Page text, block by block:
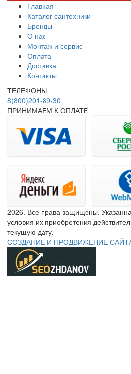
Главная
Каталог сантехники
Бренды
О нас
Монтаж и сервис
Оплата
Доставка
Контакты
ТЕЛЕФОНЫ
8(800)201-89-30
ПРИНИМАЕМ К ОПЛАТЕ
2026. Все права защищены.
условия их приобретения
текущую дату.
СОЗДАНИЕ И ПРОДВИЖЕНИЕ